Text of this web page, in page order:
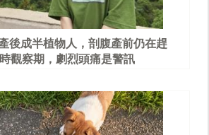
後成半植物人，剖腹產前仍在趕
觀察期，劇烈頭痛是警訊